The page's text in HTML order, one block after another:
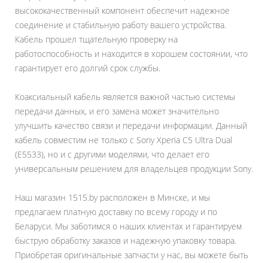
высококачественный компонент обеспечит надежное
соединение и стабильную работу вашего устройства.
Кабель прошел тщательную проверку на
работоспособность и находится в хорошем состоянии, что
гарантирует его долгий срок службы.
Коаксиальный кабель является важной частью системы
передачи данных, и его замена может значительно
улучшить качество связи и передачи информации. Данный
кабель совместим не только с Sony Xperia C5 Ultra Dual
(E5533), но и с другими моделями, что делает его
универсальным решением для владельцев продукции Sony.
Наш магазин 1515.by расположен в Минске, и мы
предлагаем платную доставку по всему городу и по
Беларуси. Мы заботимся о наших клиентах и гарантируем
быструю обработку заказов и надежную упаковку товара.
Приобретая оригинальные запчасти у нас, вы можете быть